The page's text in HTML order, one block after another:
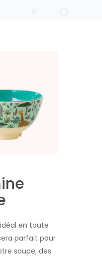
en toute
parfait pour
soupe, des